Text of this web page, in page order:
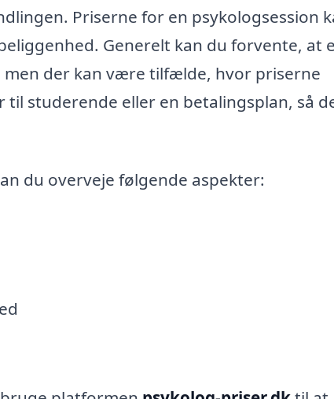
Priserne for en psykologsession
Generelt kan du forvente, at
men der kan være tilfælde, hvor priserne
studerende eller en betalingsplan, så
du overveje følgende aspekter: